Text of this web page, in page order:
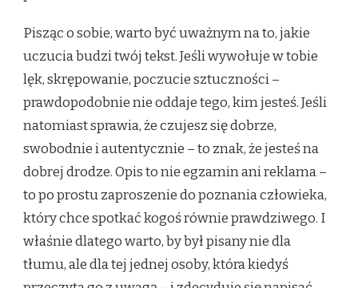
Pisząc o sobie, warto być uważnym na to, jakie
uczucia budzi twój tekst. Jeśli wywołuje w tobie
lęk, skrępowanie, poczucie sztuczności –
prawdopodobnie nie oddaje tego, kim jesteś. Jeśli
natomiast sprawia, że czujesz się dobrze,
swobodnie i autentycznie – to znak, że jesteś na
dobrej drodze. Opis to nie egzamin ani reklama –
to po prostu zaproszenie do poznania człowieka,
który chce spotkać kogoś równie prawdziwego. I
właśnie dlatego warto, by był pisany nie dla
tłumu, ale dla tej jednej osoby, która kiedyś